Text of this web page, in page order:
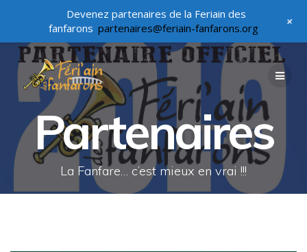
Passer
au
contenu
Partenaires
La Fanfare… c’est mieux en vrai !!!
Devenez partenaires de la Feriain des
fanfarons partenaires@feriain-fanfarons.org +